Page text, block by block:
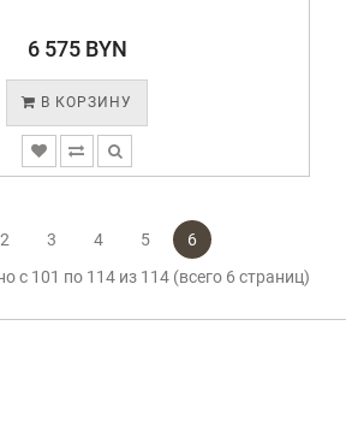
6 575 BYN
В КОРЗИНУ
2 3 4 5
6
с 101 по 114 из 114 (всего 6 страниц)